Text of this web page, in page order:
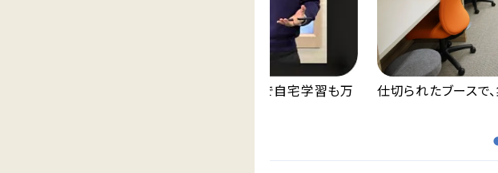
永久無料の映像授業「Try IT」が見放題で自宅学習も万
仕切られたブースで